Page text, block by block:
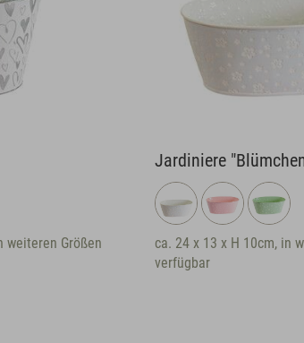
Jardiniere "Blümchen"
ca. 24 x 13 x H 10cm, in weiteren Größen